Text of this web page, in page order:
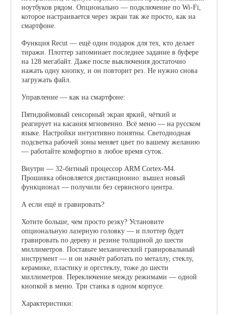
ноутбуков рядом. Опционально — подключение по Wi-Fi,
которое настраивается через экран так же просто, как на
смартфоне.
Функция Recut — ещё один подарок для тех, кто делает
тиражи. Плоттер запоминает последнее задание в буфере
на 128 мегабайт. Даже после выключения достаточно
нажать одну кнопку, и он повторит рез. Не нужно снова
загружать файл.
Управление — как на смартфоне:
Пятидюймовый сенсорный экран яркий, чёткий и
реагирует на касания мгновенно. Всё меню — на русском
языке. Настройки интуитивно понятны. Светодиодная
подсветка рабочей зоны меняет цвет по вашему желанию
— работайте комфортно в любое время суток.
Внутри — 32-битный процессор ARM Cortex-M4.
Прошивка обновляется дистанционно: вышел новый
функционал — получили без сервисного центра.
А если ещё и гравировать?
Хотите больше, чем просто резку? Установите
опциональную лазерную головку — и плоттер будет
гравировать по дереву и резине толщиной до шести
миллиметров. Поставьте механический гравировальный
инструмент — и он начнёт работать по металлу, стеклу,
керамике, пластику и оргстеклу, тоже до шести
миллиметров. Переключение между режимами — одной
кнопкой в меню. Три станка в одном корпусе.
Характеристики: